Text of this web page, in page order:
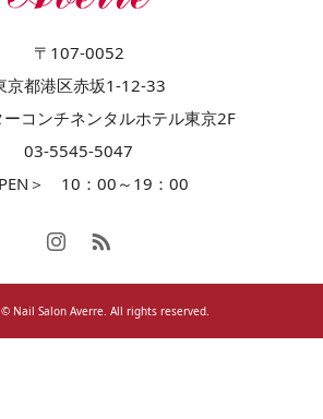
〒107-0052
京都港区赤坂1-12-33
コンチネンタルホテル東京2F
03-5545-5047
＞ 10：00～19：00
Nail Salon Averre. All rights reserved.